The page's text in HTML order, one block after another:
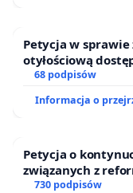
Petycja w
otyłościową
oraz programów
68 podpisów
Informacja o
Petycja o
związanych z
730 podpisów